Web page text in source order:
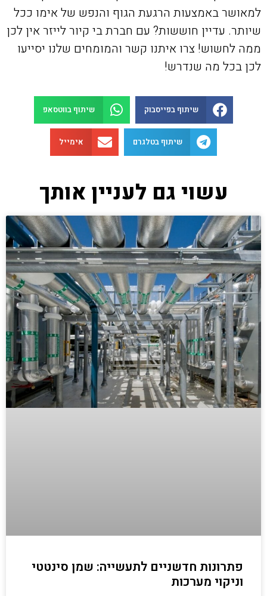
למאושר באמצעות הרגעת הגוף והנפש של אימו ככל
שיותר. עדיין חוששות? עם חברת בי קיור לייזר אין לכן
ממה לחשוש! צרו איתנו קשר והמומחים שלנו יסייעו
לכן בכל מה שנדרש!
שיתוף בפייסבוק שיתוף בווטסאפ
שיתוף בטלגרם אימייל
עשוי גם לעניין אותך
פתרונות חדשניים לתעשייה: שמן סינטטי
וניקוי מערכות